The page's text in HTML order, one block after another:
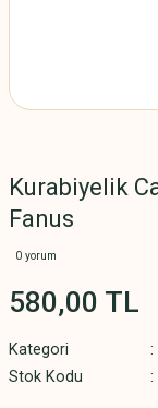
Kurabiyelik
Fanus
0 yorum
580,00 TL
Kategori
Stok Kodu